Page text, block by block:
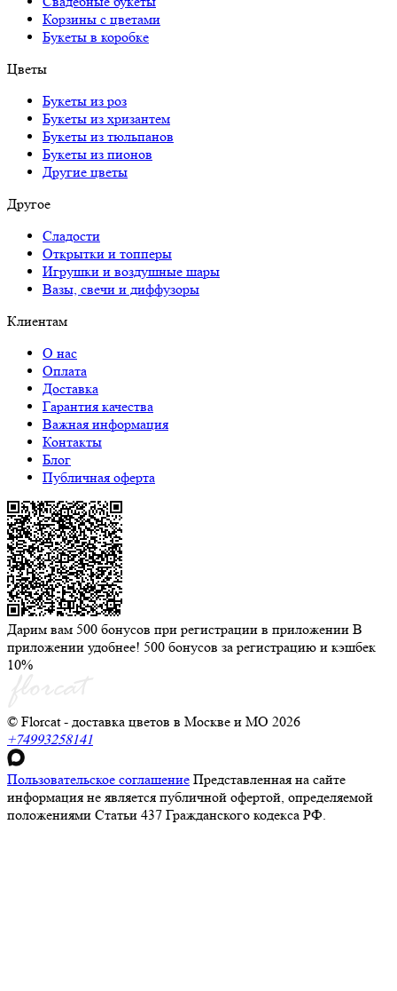
Корзины с цветами
Букеты в коробке
Цветы
Букеты из роз
Букеты из хризантем
Букеты из тюльпанов
Букеты из пионов
Другие цветы
Другое
Сладости
Открытки и топперы
Игрушки и воздушные шары
Вазы, свечи и диффузоры
Клиентам
О нас
Оплата
Доставка
Гарантия качества
Важная информация
Контакты
Блог
Публичная оферта
Дарим вам 500 бонусов при регистрации в приложении В
приложении удобнее! 500 бонусов за регистрацию и кэшбек
10%
© Florcat - доставка цветов в Москве и МО 2026
+74993258141
Пользовательское соглашение Представленная на сайте
информация не является публичной офертой, определяемой
положениями Статьи 437 Гражданского кодекса РФ.